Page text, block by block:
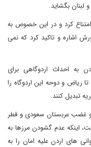
بگشاید.
کرد و در این خصوص به
اشاره و تاکید کرد که نمی
به احداث اردوگاهی برای
ریاض و دوحه این اردوگاه را
تبدیل کنند.
و غضب عربستان سعودی و قطر
اینکه عدم گشودن مرزها به
های اردن علیه امان را به